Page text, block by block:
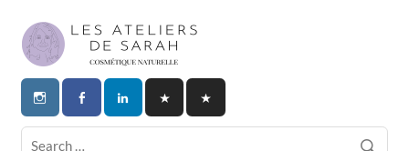
content
Les Ateliers de Sarah | Cosmetique
Naturelle